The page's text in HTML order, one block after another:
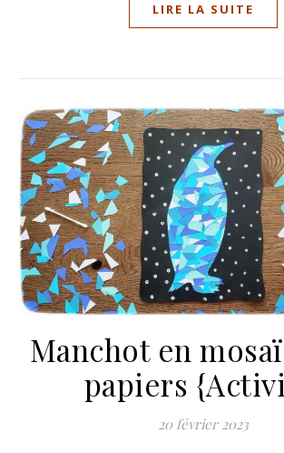
LIRE LA SUITE
Manchot en
papiers
20 février 2023